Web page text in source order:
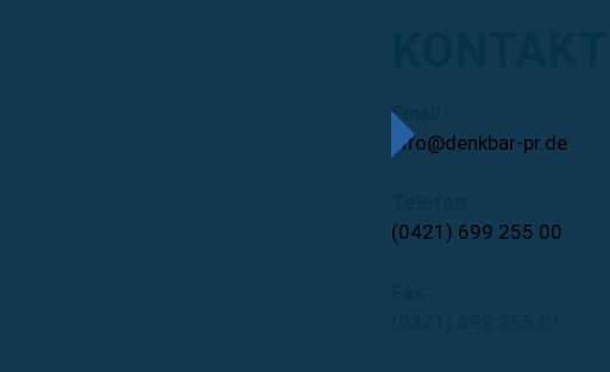
Email
info@denkbar-pr.de
(0421) 699 255 00